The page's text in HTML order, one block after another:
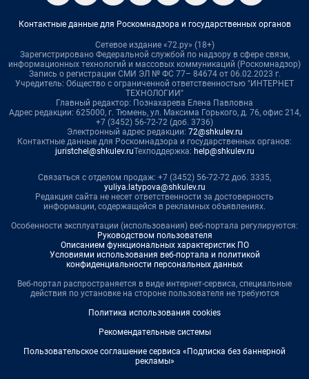
Контактные данные для Роскомнадзора и государственных органов
Сетевое издание «72.ру» (18+)
Зарегистрировано Федеральной службой по надзору в сфере связи,
информационных технологий и массовых коммуникаций (Роскомнадзор)
Запись о регистрации СМИ ЭЛ № ФС 77– 84674 от 06.02.2023 г.
Учредитель: Общество с ограниченной ответственностью "ИНТЕРНЕТ
ТЕХНОЛОГИИ"
Главный редактор: Познахарева Елена Павловна
Адрес редакции: 625000, г. Тюмень, ул. Максима Горького, д. 76, офис 214,
+7 (3452) 56-72-72 (доб. 3736)
Электронный адрес редакции: 72@shkulev.ru
Контактные данные для Роскомнадзора и государственных органов:
juristchel@shkulev.ruТехподдержка: help@shkulev.ru
Связаться с отделом продаж: +7 (3452) 56-72-72 доб. 3335,
yuliya.latypova@shkulev.ru
Редакция сайта не несет ответственности за достоверность
информации, содержащейся в рекламных объявлениях.
Особенности эксплуатации (использования) веб-портала регулируются:
Руководством пользователя
Описанием функциональных характеристик ПО
Условиями использования веб-портала и политикой
конфиденциальности персональных данных
Веб-портал распространяется в виде интернет-сервиса, специальные
действия по установке на стороне пользователя не требуются
Политика использования cookies
Рекомендательные системы
Пользовательское соглашение сервиса «Подписка без баннерной
рекламы»